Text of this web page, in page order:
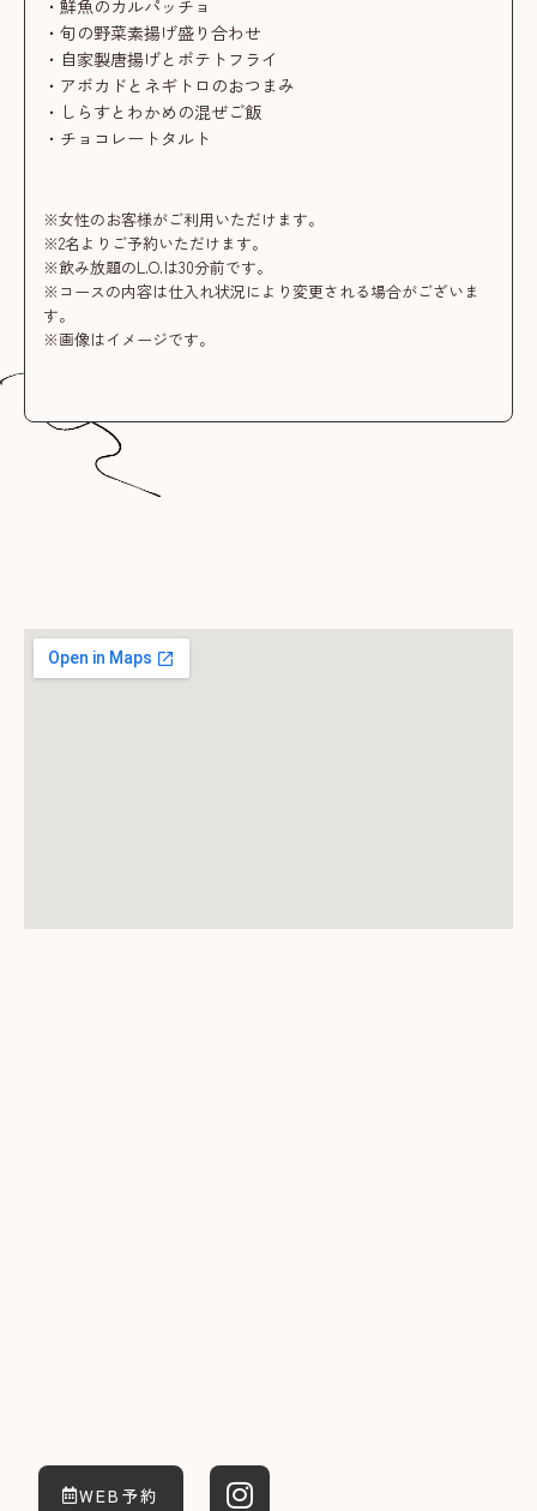
・鮮魚のカルパッチョ
・旬の野菜素揚げ盛り合わせ
・自家製唐揚げとポテトフライ
・アボカドとネギトロのおつまみ
・しらすとわかめの混ぜご飯
・チョコレートタルト
※女性のお客様がご利用いただけます。
※2名よりご予約いただけます。
※飲み放題のL.O.は30分前です。
※コースの内容は仕入れ状況により変更される場合がございま
す。
※画像はイメージです。
WEB予約